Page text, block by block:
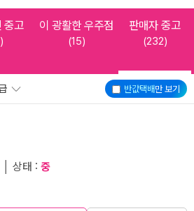
중고 이 광활한 우주점
(15)
판매자 중고
(232)
반값택배만 보기
상태 : 중